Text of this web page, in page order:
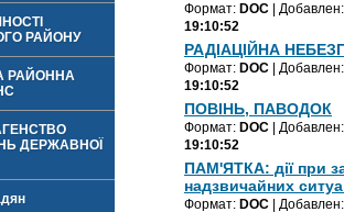
РАЙОНУ
РАЙОННА
ДЕРЖАВНОЇ
Формат: DOC |
19:10:52
РАДІАЦІЙНА
Формат: DOC |
19:10:52
ПОВІНЬ, ПАВОДОК
Формат: DOC |
19:10:52
ПАМ'ЯТКА: дії при
надзвичайних
Формат: DOC |